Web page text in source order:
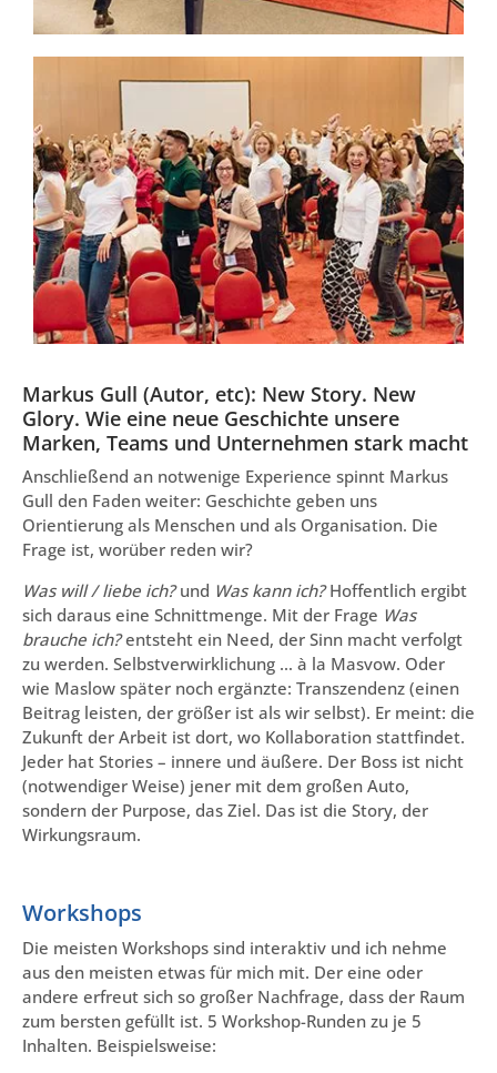
Markus Gull (Autor, etc): New Story. New
Glory. Wie eine neue Geschichte unsere
Marken, Teams und Unternehmen stark macht
Anschließend an notwenige Experience spinnt Markus
Gull den Faden weiter: Geschichte geben uns
Orientierung als Menschen und als Organisation. Die
Frage ist, worüber reden wir?
Was will / liebe ich?und Was kann ich?Hoffentlich ergibt
sich daraus eine Schnittmenge. Mit der Frage Was
brauche ich?entsteht ein Need, der Sinn macht verfolgt
zu werden. Selbstverwirklichung … à la Masvow. Oder
wie Maslow später noch ergänzte: Transzendenz (einen
Beitrag leisten, der größer ist als wir selbst). Er meint: die
Zukunft der Arbeit ist dort, wo Kollaboration stattfindet.
Jeder hat Stories – innere und äußere. Der Boss ist nicht
(notwendiger Weise) jener mit dem großen Auto,
sondern der Purpose, das Ziel. Das ist die Story, der
Wirkungsraum.
Workshops
Die meisten Workshops sind interaktiv und ich nehme
aus den meisten etwas für mich mit. Der eine oder
andere erfreut sich so großer Nachfrage, dass der Raum
zum bersten gefüllt ist. 5 Workshop-Runden zu je 5
Inhalten. Beispielsweise: